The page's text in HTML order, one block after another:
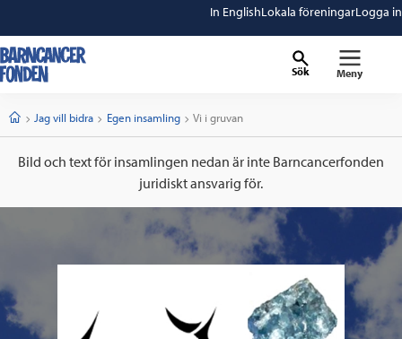
In EnglishLokala föreningarLogga in
Sök Meny
StartJag vill bidra Egen insamling Current:
Vi i gruvan
Bild och text för insamlingen nedan är inte Barncancerfonden
juridiskt ansvarig för.